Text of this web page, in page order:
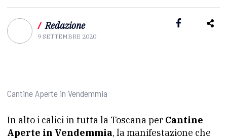
/ Redazione
9 SETTEMBRE 2020
Cantine Aperte in Vendemmia
In alto i calici in tutta la Toscana per Cantine
Aperte in Vendemmia, la manifestazione che